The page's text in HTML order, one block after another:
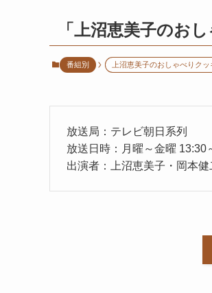
「上沼恵美子のお
番組別 上沼恵美子のおしゃべりクッ
放送局：テレビ朝日系列
放送日時：月曜～金曜 13:30
出演者：上沼恵美子・岡本